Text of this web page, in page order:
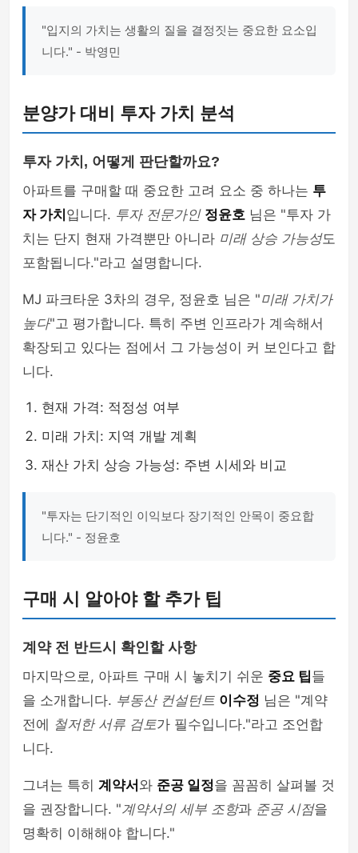
"입지의 가치는 생활의 질을 결정짓는 중요한 요소입
니다." - 박영민
분양가 대비 투자 가치 분석
투자 가치, 어떻게 판단할까요?
아파트를 구매할 때 중요한 고려 요소 중 하나는 투
자 가치 입니다. 투자 전문가인 정윤호 님은 "투자 가
치는 단지 현재 가격뿐만 아니라 미래 상승 가능성도
포함됩니다."라고 설명합니다.
MJ 파크타운 3차의 경우, 정윤호 님은 "미래 가치가
높다"고 평가합니다. 특히 주변 인프라가 계속해서
확장되고 있다는 점에서 그 가능성이 커 보인다고 합
니다.
현재 가격: 적정성 여부
미래 가치: 지역 개발 계획
재산 가치 상승 가능성: 주변 시세와 비교
"투자는 단기적인 이익보다 장기적인 안목이 중요합
니다." - 정윤호
구매 시 알아야 할 추가 팁
계약 전 반드시 확인할 사항
마지막으로, 아파트 구매 시 놓치기 쉬운 중요 팁들
을 소개합니다. 부동산 컨설턴트 이수정 님은 "계약
전에 철저한 서류 검토가 필수입니다."라고 조언합
니다.
그녀는 특히 계약서 와 준공 일정을 꼼꼼히 살펴볼 것
을 권장합니다. "계약서의 세부 조항과 준공 시점을
명확히 이해해야 합니다."